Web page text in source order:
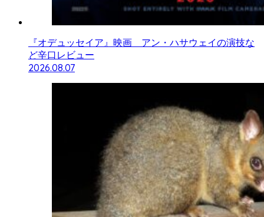
『オデュッセイア』映画 アン・ハサウェイの演技な
ど辛口レビュー
2026.08.07